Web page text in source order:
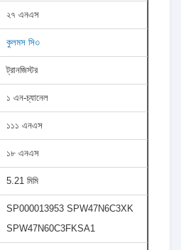
২৭ এনএস
কুলমস সি৩
ট্রানজিস্টর
১ এন-চ্যানেল
১১১ এনএস
১৮ এনএস
5.21 মিমি
SP000013953 SPW47N6C3XK
SPW47N60C3FKSA1